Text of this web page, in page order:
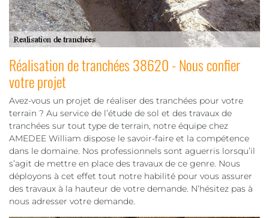
Réalisation de tranchées 38620 - Nous confier
votre projet
Avez-vous un projet de réaliser des tranchées pour votre
terrain ? Au service de l’étude de sol et des travaux de
tranchées sur tout type de terrain, notre équipe chez
AMEDEE William dispose le savoir-faire et la compétence
dans le domaine. Nos professionnels sont aguerris lorsqu’il
s’agit de mettre en place des travaux de ce genre. Nous
déployons à cet effet tout notre habilité pour vous assurer
des travaux à la hauteur de votre demande. N’hésitez pas à
nous adresser votre demande.